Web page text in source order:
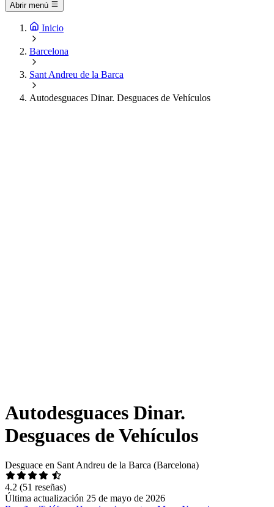
Abrir menú
Inicio
Barcelona
Sant Andreu de la Barca
Autodesguaces Dinar. Desguaces de Vehículos
Autodesguaces Dinar.
Desguaces de Vehículos
Desguace en Sant Andreu de la Barca (Barcelona)
4.2 (51 reseñas)
Última actualización 25 de mayo de 2026